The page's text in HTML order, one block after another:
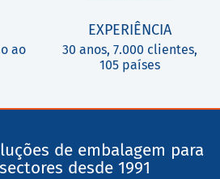
ao
EXPERIÊNCIA
30 anos, 7.000 clientes,
105 países
de embalagem para
desde 1991